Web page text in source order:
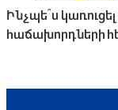
Ինչպե՞ս
հաճախորդների